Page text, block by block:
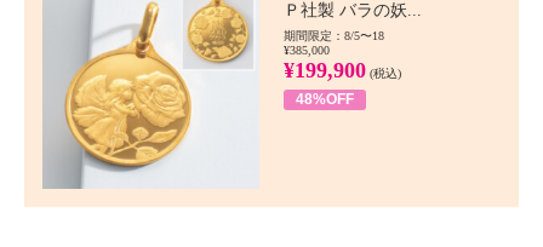
Ｐ社製 バラの妖...
期間限定：8/5〜18
¥385,000
¥199,900 (税込)
48%OFF